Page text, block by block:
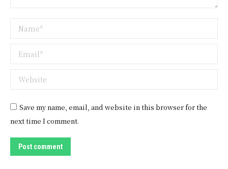
Name *
Email *
Website
Save my name, email, and website in this browser for the
next time I comment.
Post comment